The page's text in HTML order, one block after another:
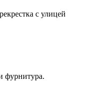
с улицей
фурнитура.